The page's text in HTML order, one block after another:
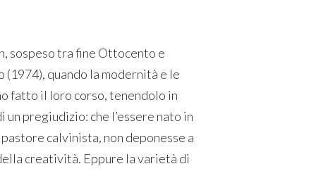
sospeso tra fine Ottocento e
quando la modernità e le
fatto il loro corso, tenendolo in
pregiudizio: che l’essere nato in
calvinista, non deponesse a
creatività. Eppure la varietà di